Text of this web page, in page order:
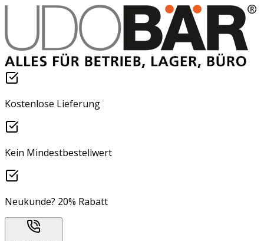
Kostenlose Lieferung
Kein Mindestbestellwert
Neukunde? 20% Rabatt